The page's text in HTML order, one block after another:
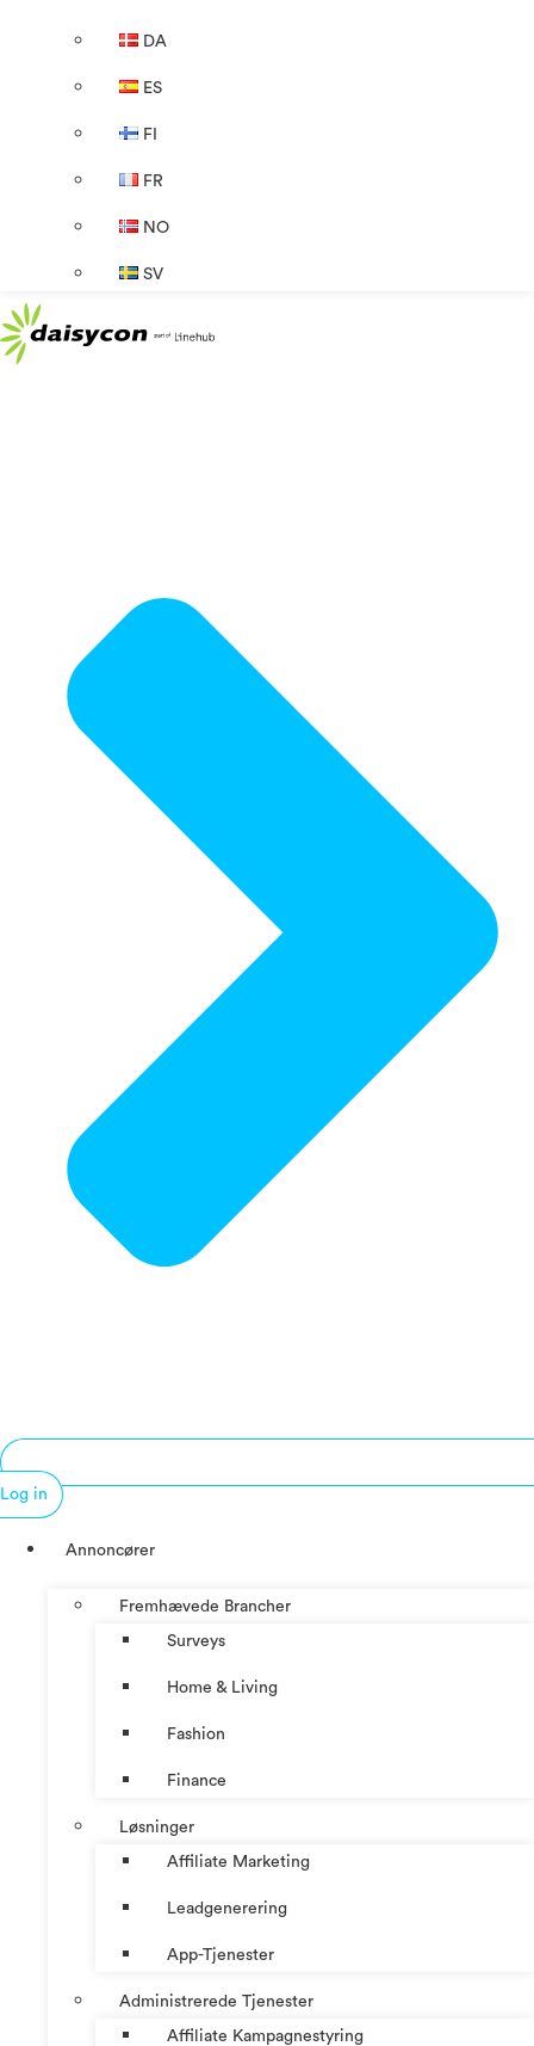
DA
ES
FI
FR
NO
SV
Log in
Annoncører
Fremhævede Brancher
Surveys
Home & Living
Fashion
Finance
Løsninger
Affiliate Marketing
Leadgenerering
App-Tjenester
Administrerede Tjenester
Affiliate Kampagnestyring